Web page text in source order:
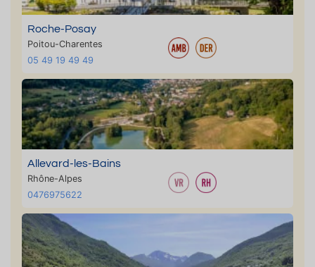
Roche-Posay
Poitou-Charentes
05 49 19 49 49
Allevard-les-Bains
Rhône-Alpes
0476975622